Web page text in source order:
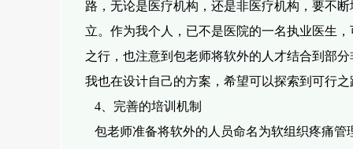
路，无论是医疗机构，还是非医疗机构，要不
立。作为我个人，已不是医院的一名执业医生，
之行，也注意到包老师将软外的人才结合到部
我也在设计自己的方案，希望可以探索到可行
4、完善的培训机制
包老师准备将软外的人员命名为软组织疼痛